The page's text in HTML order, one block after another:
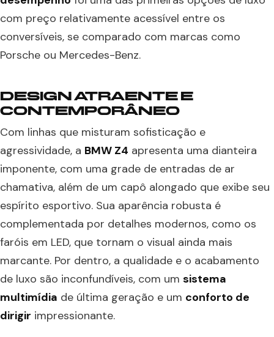
com preço relativamente acessível entre os
conversíveis, se comparado com marcas como
Porsche ou Mercedes-Benz.
DESIGN ATRAENTE E
CONTEMPORÂNEO
Com linhas que misturam sofisticação e
agressividade, a BMW Z4 apresenta uma dianteira
imponente, com uma grade de entradas de ar
chamativa, além de um capô alongado que exibe seu
espírito esportivo. Sua aparência robusta é
complementada por detalhes modernos, como os
faróis em LED, que tornam o visual ainda mais
marcante. Por dentro, a qualidade e o acabamento
de luxo são inconfundíveis, com um sistema
multimídia de última geração e um conforto de
dirigir impressionante.